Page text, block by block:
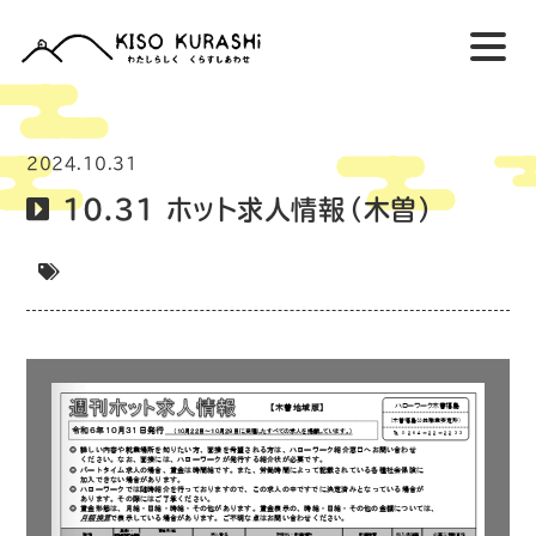
2024.10.31
10.31 ホット求人情報（木曽）